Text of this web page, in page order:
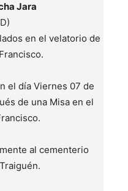
Jara
en el velatorio de
el día Viernes 07 de
de una Misa en el
al cementerio